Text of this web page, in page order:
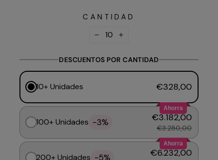
CANTIDAD
DESCUENTOS POR CANTIDAD
10+ Unidades €328,00
Ahorra
100+ Unidades -3% €3.182,00
€3.280,00
Ahorra
200+ Unidades -5% €6.232,00